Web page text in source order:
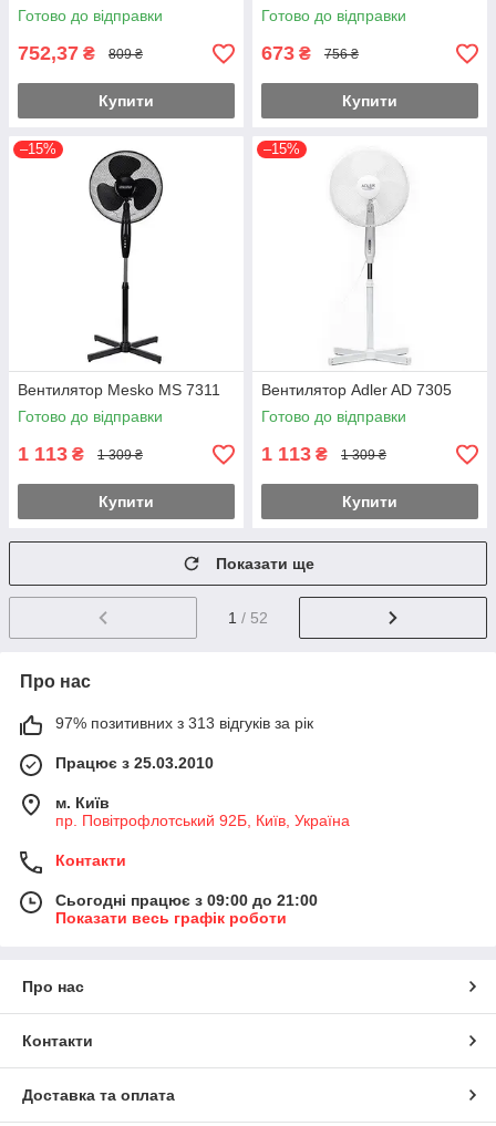
Готово до відправки
752,37 ₴ 809 ₴
Купити
Готово до відправки
673 ₴ 756 ₴
Купити
–15%
Вентилятор Mesko MS 7311
Готово до відправки
1 113 ₴ 1 309 ₴
Купити
–15%
Вентилятор Adler AD 7305
Готово до відправки
1 113 ₴ 1 309 ₴
Купити
Показати ще
1 / 52
Про нас
97% позитивних з 313 відгуків за рік
Працює з 25.03.2010
м. Київ
пр. Повітрофлотський 92Б, Київ, Україна
Контакти
Сьогодні працює з 09:00 до 21:00
Показати весь графік роботи
Про нас
Контакти
Доставка та оплата